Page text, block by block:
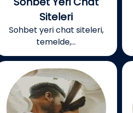
Siteleri
Sohbet yeri chat siteleri,
temelde,...